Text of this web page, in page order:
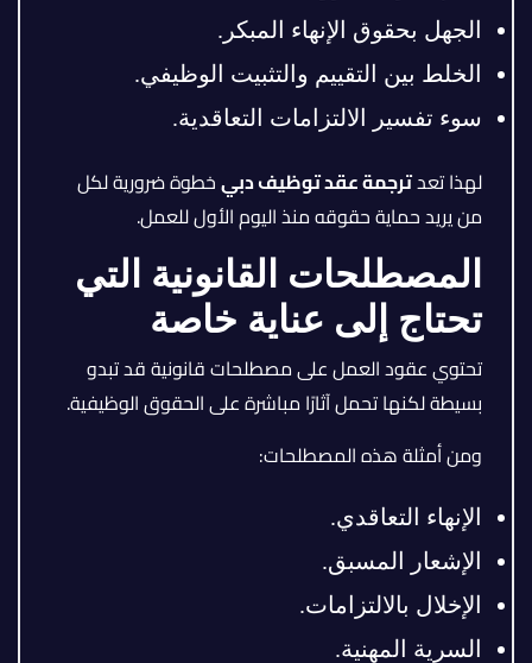
الجهل بحقوق الإنهاء المبكر.
الخلط بين التقييم والتثبيت الوظيفي.
سوء تفسير الالتزامات التعاقدية.
لهذا تعدترجمة عقد توظيف دبيخطوة ضرورية لكل
من يريد حماية حقوقه منذ اليوم الأول للعمل.
المصطلحات القانونية التي
تحتاج إلى عناية خاصة
تحتوي عقود العمل على مصطلحات قانونية قد تبدو
بسيطة لكنها تحمل آثارًا مباشرة على الحقوق الوظيفية.
ومن أمثلة هذه المصطلحات:
الإنهاء التعاقدي.
الإشعار المسبق.
الإخلال بالالتزامات.
السرية المهنية.